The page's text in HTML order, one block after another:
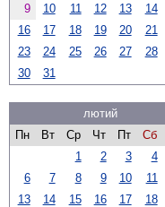
9
10 11 12 13 14
16
17 18 19 20 21
23
24 25 26 27 28
30
31
лютий
Пн
Вт Ср Чт Пт Сб
1
2 3 4
6
7 8 9 10 11
13
14 15 16 17 18